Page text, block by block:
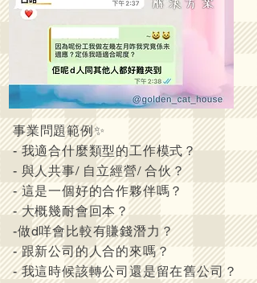
事業問題範例✨
- 我適合什麼類型的工作模式？
- 與人共事/ 自立經營/ 合伙？
- 這是一個好的合作夥伴嗎？
- 大概幾耐會回本？
-做d咩會比較有賺錢潛力？
- 跟新公司的人合的來嗎？
- 我這時候該轉公司還是留在舊公司？